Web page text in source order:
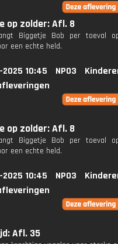
op zolder: Afl. 8
Biggetje Bob per toeval
een echte held.
2025 10:45 NPO3
op zolder: Afl. 8
Biggetje Bob per toeval
een echte held.
2025 10:45 NPO3
Afl. 35